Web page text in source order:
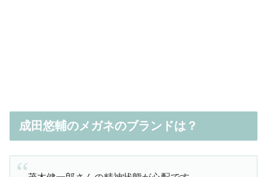
成田悠輔のメガネのブランドは？